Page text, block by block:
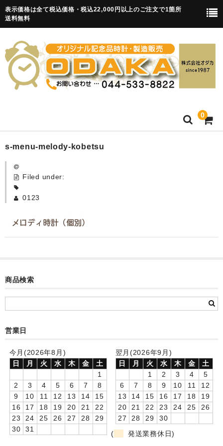
表示価格は全て税込価格・税込22,000円以上のご注文で1箇所
送料無料
0
HOME
卒園記念品
お絵かきギャラリープラス(絵＋個別)
メロディ時計(個別)
制服メモリー
お絵かきギャラリー
s-menu-melody-kobetsu
Filed under:
0123
商品検索
営業日
今月(2026年8月)
日
月 火 水 木 金
土
1
2
3 4 5 6 7
8
9
10 11 12 13 14
15
16
17 18 19 20 21
22
23
24 25 26 27 28
29
30
31
翌月(2026年9月)
日
月 火 水 木 金
土
1
2 3 4
5
6
7 8 9 10 11
12
13
14 15 16 17 18
19
20
21 22 23 24 25
26
27
28 29
30
(
発送業務休日)